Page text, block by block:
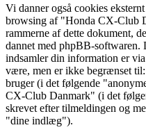
Vi danner også cookies
browsing af "Honda CX-Club
rammerne af dette dokument,
dannet med phpBB-softwaren.
indsamler din information er
være, men er ikke begrænset
bruger (i det følgende
CX-Club Danmark" (i det
skrevet efter tilmeldingen og
"dine indlæg").